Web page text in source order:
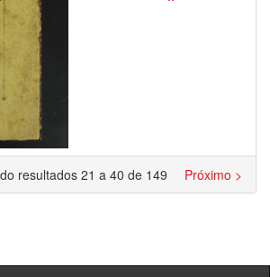
resultados 21 a 40 de 149 Próximo >